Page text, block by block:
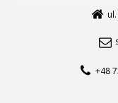
+48